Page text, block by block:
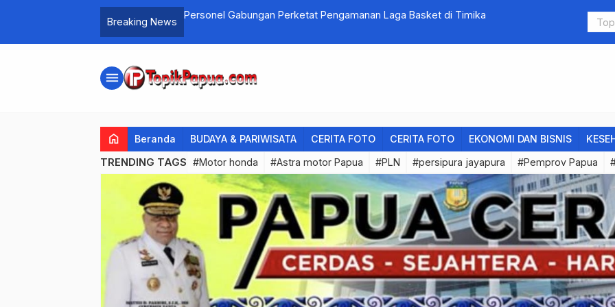
Breaking News
Personel Gabungan Perketat Pengamanan Laga Basket di Timika Legal
menu
home Beranda BUDAYA & PARIWISATA CERITA FOTO CERITA FOTO EKONOMI DAN BISNIS
TRENDING TAGS #Motor honda #Astra motor Papua #PLN #persipura jayapura #Pemprov Papua